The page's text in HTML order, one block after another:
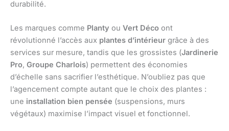
durabilité.
Les marques comme Planty ou Vert Déco ont
révolutionné l’accès aux plantes d’intérieur grâce à des
services sur mesure, tandis que les grossistes (Jardinerie
Pro, Groupe Charlois) permettent des économies
d’échelle sans sacrifier l’esthétique. N’oubliez pas que
l’agencement compte autant que le choix des plantes :
une installation bien pensée (suspensions, murs
végétaux) maximise l’impact visuel et fonctionnel.